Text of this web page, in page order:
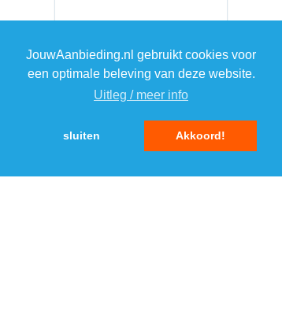
JouwAanbieding.nl gebruikt cookies voor
een optimale beleving van deze website.
Uitleg / meer info
sluiten Akkoord!